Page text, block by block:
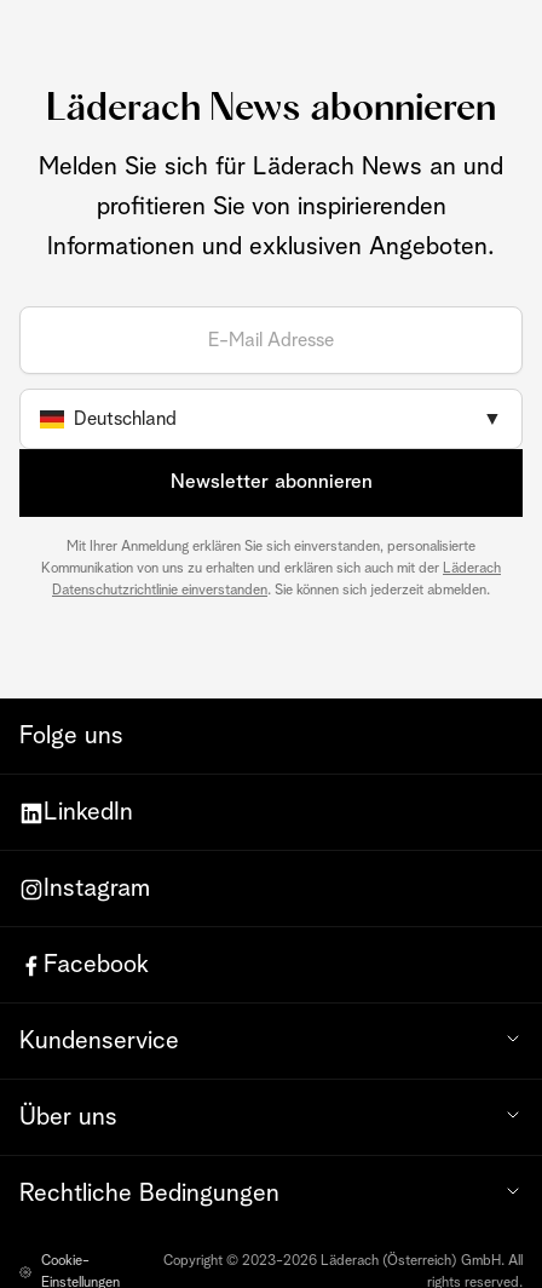
Läderach News abonnieren
Melden Sie sich für Läderach News an und
profitieren Sie von inspirierenden
Informationen und exklusiven Angeboten.
Deutschland ▼
Newsletter abonnieren
Mit Ihrer Anmeldung erklären Sie sich einverstanden, personalisierte
Kommunikation von uns zu erhalten und erklären sich auch mit der Läderach
Datenschutzrichtlinie einverstanden. Sie können sich jederzeit abmelden.
Folge uns
LinkedIn
Instagram
Facebook
Kundenservice
Über uns
Rechtliche Bedingungen
Cookie-
Einstellungen
Copyright © 2023-2026 Läderach (Österreich) GmbH. All
rights reserved.